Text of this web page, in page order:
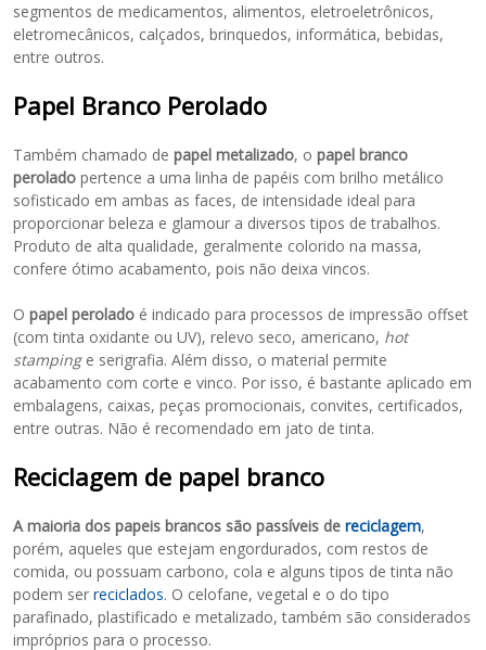
segmentos de medicamentos, alimentos, eletroeletrônicos,
eletromecânicos, calçados, brinquedos, informática, bebidas,
entre outros.
Papel Branco Perolado
Também chamado depapel metalizado, opapel branco
perolado pertence a uma linha de papéis com brilho metálico
sofisticado em ambas as faces, de intensidade ideal para
proporcionar beleza e glamour a diversos tipos de trabalhos.
Produto de alta qualidade, geralmente colorido na massa,
confere ótimo acabamento, pois não deixa vincos.
Opapel perolado é indicado para processos de impressão offset
(com tinta oxidante ou UV), relevo seco, americano, hot
stampinge serigrafia. Além disso, o material permite
acabamento com corte e vinco. Por isso, é bastante aplicado em
embalagens, caixas, peças promocionais, convites, certificados,
entre outras. Não é recomendado em jato de tinta.
Reciclagem de papel branco
A maioria dos papeis brancos são passíveis dereciclagem,
porém, aqueles que estejam engordurados, com restos de
comida, ou possuam carbono, cola e alguns tipos de tinta não
podem serreciclados. O celofane, vegetal e o do tipo
parafinado, plastificado e metalizado, também são considerados
impróprios para o processo.